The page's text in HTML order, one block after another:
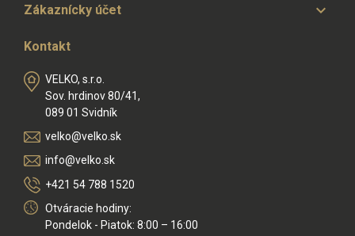
Zákaznícky účet 
Kontakt
VELKO, s.r.o.
Sov. hrdinov 80/41,
089 01 Svidník
velko@velko.sk
info@velko.sk
+421 54 788 1520
Otváracie hodiny:
Pondelok - Piatok: 8:00 – 16:00